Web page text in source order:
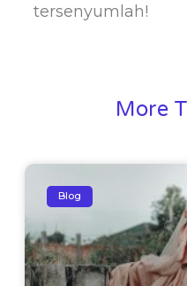
tersenyumlah!
More
Blog